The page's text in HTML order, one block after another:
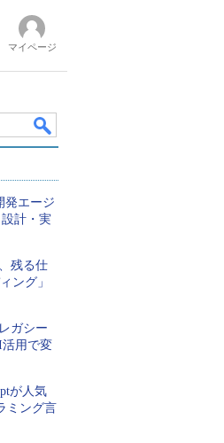
マイページ
発エージ
計・実
残る仕
ング」
ガシー
用で変
が人気
ミング言